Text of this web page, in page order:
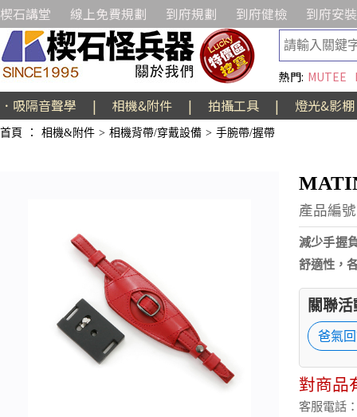
楔石講堂 線上免費規劃 到府規劃 到府健檢 到府安裝
熱門: MUTEE
．吸隔音聲學 | 相機&附件 | 拍攝工具 | 燈光&影棚
首頁 ： 相機&附件 > 相機背帶/穿戴設備 > 手腕帶/握帶
產品編
減少手握
舒適性，
關聯
爸氣
對商品
客服電話